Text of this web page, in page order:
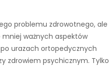
problemu zdrowotnego, ale
ważnych aspektów
po urazach ortopedycznych
zdrowiem psychicznym. Tylko